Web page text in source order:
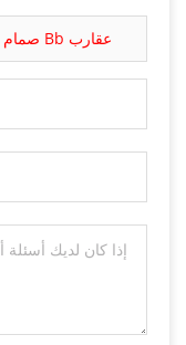
Dn80 Pn25 Din1.0619 صمام بوابة Bb عقارب